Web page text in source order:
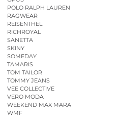
POLO RALPH LAUREN
RAGWEAR
REISENTHEL
RICHROYAL
SANETTA
SKINY
SOMEDAY
TAMARIS
TOM TAILOR
TOMMY JEANS
VEE COLLECTIVE
VERO MODA
WEEKEND MAX MARA
WMF